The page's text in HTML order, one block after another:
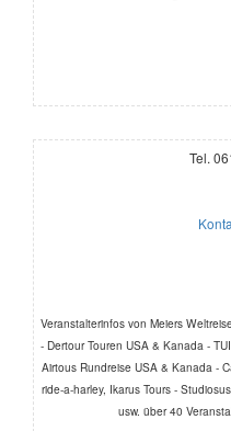
Tel.
Veranstalterinfos von Meiers
- Dertour Touren USA & Kanada -
Airtous Rundreise USA & Kanada -
ride-a-harley, Ikarus Tours -
usw. über 40